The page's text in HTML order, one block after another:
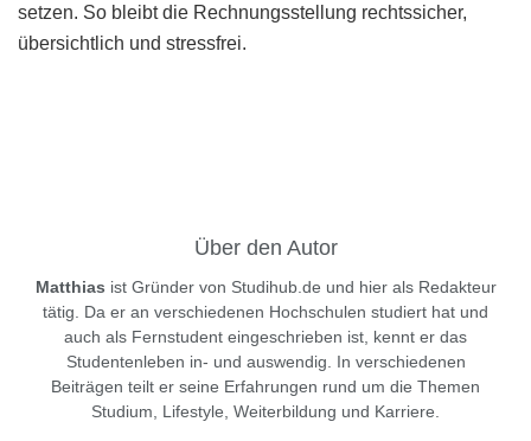
setzen. So bleibt die Rechnungsstellung rechtssicher,
übersichtlich und stressfrei.
Über den Autor
Matthias ist Gründer von Studihub.de und hier als Redakteur
tätig. Da er an verschiedenen Hochschulen studiert hat und
auch als Fernstudent eingeschrieben ist, kennt er das
Studentenleben in- und auswendig. In verschiedenen
Beiträgen teilt er seine Erfahrungen rund um die Themen
Studium, Lifestyle, Weiterbildung und Karriere.